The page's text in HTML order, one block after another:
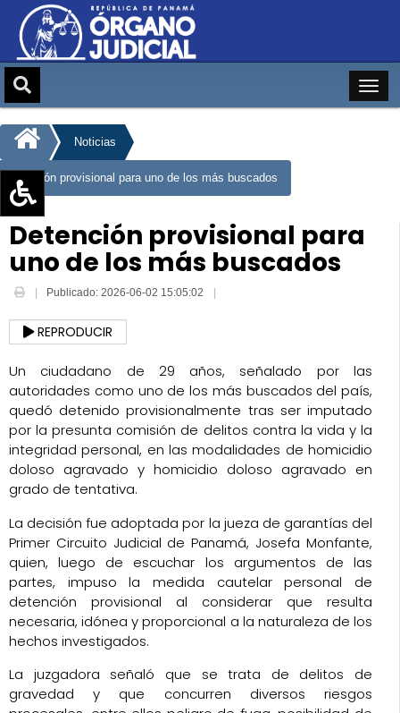
Aumentar texto (+)
Reducir texto (-)
Restablecer texto
Escala de Brillo
Escala de grises
Noticias
Detención provisional para uno de los más buscados
Detención provisional para
uno de los más buscados
Publicado: 2026-06-02 15:05:02
REPRODUCIR
Un ciudadano de 29 años, señalado por las
autoridades como uno de los más buscados del país,
quedó detenido provisionalmente tras ser imputado
por la presunta comisión de delitos contra la vida y la
integridad personal, en las modalidades de homicidio
doloso agravado y homicidio doloso agravado en
grado de tentativa.
La decisión fue adoptada por la jueza de garantías del
Primer Circuito Judicial de Panamá, Josefa Monfante,
quien, luego de escuchar los argumentos de las
partes, impuso la medida cautelar personal de
detención provisional al considerar que resulta
necesaria, idónea y proporcional a la naturaleza de los
hechos investigados.
La juzgadora señaló que se trata de delitos de
gravedad y que concurren diversos riesgos